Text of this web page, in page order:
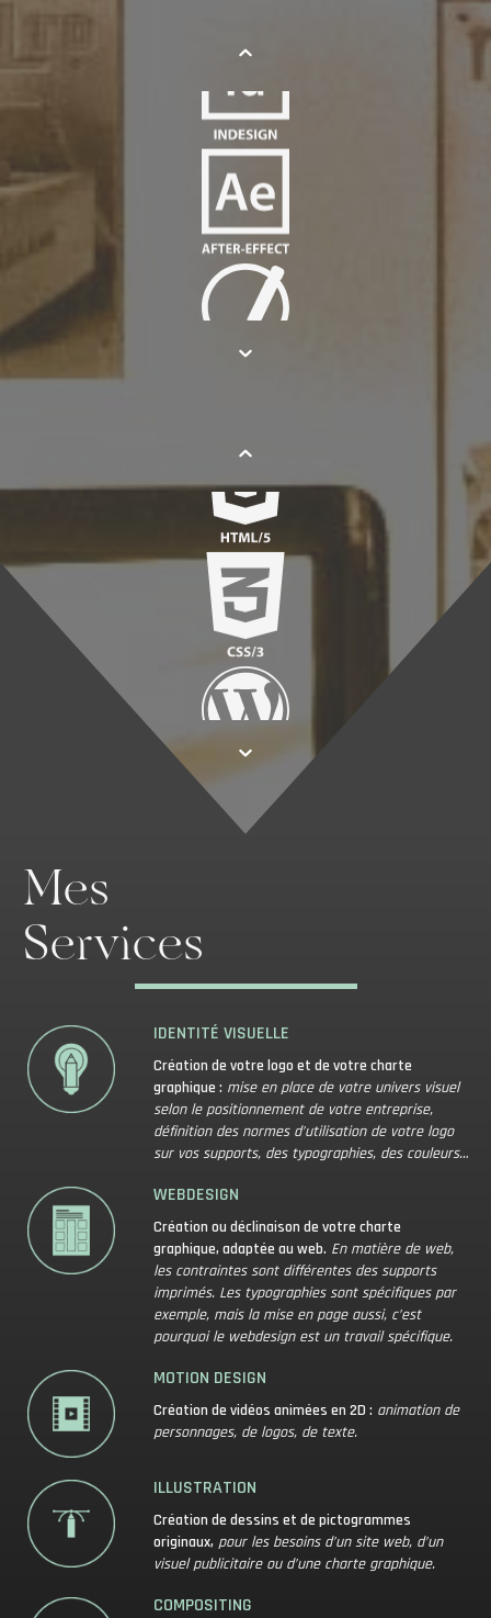
Mes
Services
IDENTITÉ VISUELLE
Création de votre logo et de votre charte
graphique : mise en place de votre univers visuel
selon le positionnement de votre entreprise,
définition des normes d’utilisation de votre logo
sur vos supports, des typographies, des couleurs…
WEBDESIGN
Création ou déclinaison de votre charte
graphique, adaptée au web. En matière de web,
les contraintes sont différentes des supports
imprimés. Les typographies sont spécifiques par
exemple, mais la mise en page aussi, c’est
pourquoi le webdesign est un travail spécifique.
MOTION DESIGN
Création de vidéos animées en 2D : animation de
personnages, de logos, de texte.
ILLUSTRATION
Création de dessins et de pictogrammes
originaux, pour les besoins d’un site web, d’un
visuel publicitaire ou d’une charte graphique.
COMPOSITING